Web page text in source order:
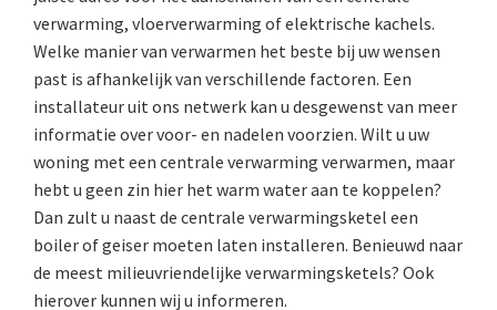
verwarming, vloerverwarming of elektrische kachels.
Welke manier van verwarmen het beste bij uw wensen
past is afhankelijk van verschillende factoren. Een
installateur uit ons netwerk kan u desgewenst van meer
informatie over voor- en nadelen voorzien. Wilt u uw
woning met een centrale verwarming verwarmen, maar
hebt u geen zin hier het warm water aan te koppelen?
Dan zult u naast de centrale verwarmingsketel een
boiler of geiser moeten laten installeren. Benieuwd naar
de meest milieuvriendelijke verwarmingsketels? Ook
hierover kunnen wij u informeren.